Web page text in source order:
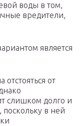
воды в том,
вредители,
является
от
слишком долго и
поскольку в ней